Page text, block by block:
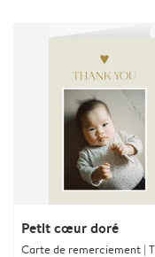
Petit cœur doré
Carte de remerciement |